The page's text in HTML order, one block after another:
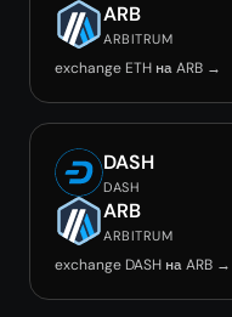
ARB
ARBITRUM
exchange ETH на ARB →
DASH
DASH
ARB
ARBITRUM
exchange DASH на ARB →